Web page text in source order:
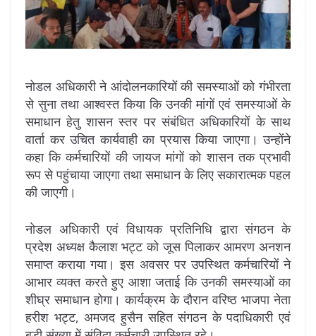
नोडल अधिकारी ने आंदोलनकारियों की समस्याओं को गंभीरता
से सुना तथा आश्वस्त किया कि उनकी मांगों एवं समस्याओं के
समाधान हेतु शासन स्तर पर संबंधित अधिकारियों के साथ
वार्ता कर उचित कार्यवाही का प्रयास किया जाएगा। उन्होंने
कहा कि कर्मचारियों की जायज मांगों को शासन तक प्रभावी
रूप से पहुंचाया जाएगा तथा समाधान के लिए सकारात्मक पहल
की जाएगी।
नोडल अधिकारी एवं विधायक प्रतिनिधि द्वारा संगठन के
प्रदेश अध्यक्ष कैलाश भट्ट को जूस पिलाकर आमरण अनशन
समाप्त कराया गया। इस अवसर पर उपस्थित कर्मचारियों ने
आभार व्यक्त करते हुए आशा जताई कि उनकी समस्याओं का
शीघ्र समाधान होगा। कार्यक्रम के दौरान वरिष्ठ भाजपा नेता
हरीश भट्ट, अमजद हुसैन सहित संगठन के पदाधिकारी एवं